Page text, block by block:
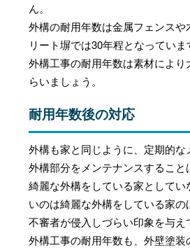
ん。
外構の耐用年数は金属フェンス
リート塀では30年程となっていま
外構工事の耐用年数は素材によ
らいましょう。
耐用年数後の対応
外構も家と同じように、定期的な
外構部分をメンテナンスすること
綺麗な外構をしている家として
いのは綺麗な外構をしている家の
不審者が侵入しづらい印象を与え
外構工事の耐用年数も、外壁塗